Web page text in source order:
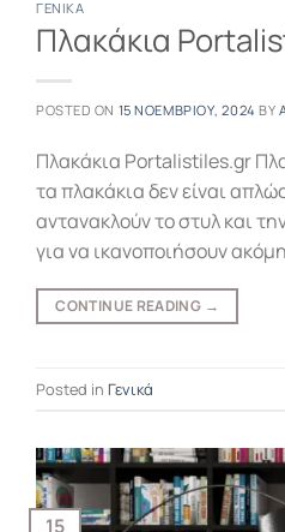
ΓΕΝΙΚΆ
Πλακάκια
POSTED ON 15 ΝΟΕΜΒΡΊΟΥ, 2024 BY
Πλακάκια Portalistiles.gr
τα πλακάκια δεν είναι
αντανακλούν το στυλ και
για να ικανοποιήσουν
CONTINUE READING →
Posted in Γενικά
15